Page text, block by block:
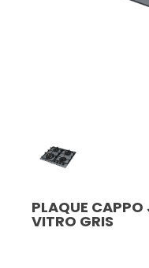
PLAQUE
VITRO GRIS